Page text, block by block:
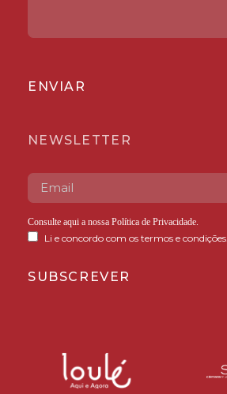
ENVIAR
NEWSLETTER
Consulte aqui a nossa Política de Privacidade
Li e concordo com os termos e condições.